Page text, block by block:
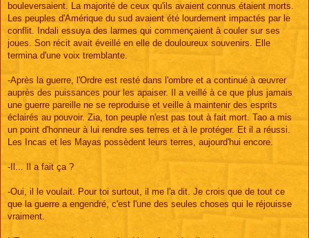
bouleversaient. La majorité de ceux qu'ils avaient connus étaient morts.
Les peuples d'Amérique du sud avaient été lourdement impactés par le
conflit. Indali essuya des larmes qui commençaient à couler sur ses
joues. Son récit avait éveillé en elle de douloureux souvenirs. Elle
termina d'une voix tremblante.
-Après la guerre, l'Ordre est resté dans l'ombre et a continué à œuvrer
auprès des puissances pour les apaiser. Il a veillé à ce que plus jamais
une guerre pareille ne se reproduise et veille à maintenir des esprits
éclairés au pouvoir. Zia, ton peuple n'est pas tout à fait mort. Tao a mis
un point d'honneur à lui rendre ses terres et à le protéger. Et il a réussi.
Les Incas et les Mayas possèdent leurs terres, aujourd'hui encore.
-Il... Il a fait ça ?
-Oui, il le voulait. Pour toi surtout, il me l'a dit. Je crois que de tout ce
que la guerre a engendré, c'est l'une des seules choses qui le réjouisse
vraiment.